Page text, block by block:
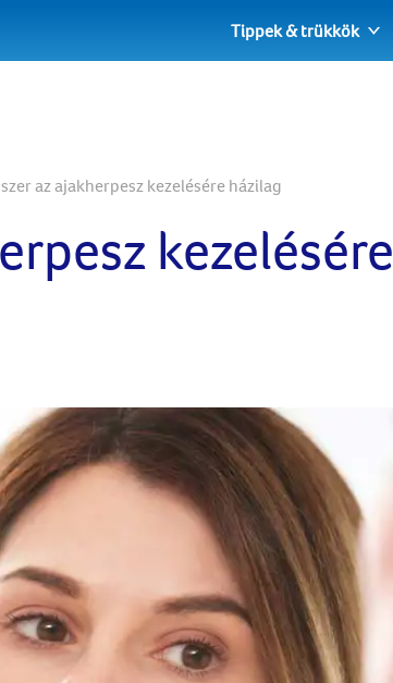
Tippek & trükkök
az ajakherpesz kezelésére házilag
kezelésére